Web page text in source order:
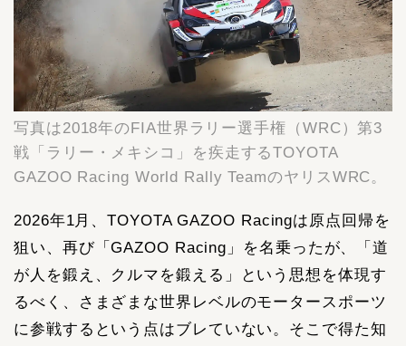
写真は2018年のFIA世界ラリー選手権（WRC）第3
戦「ラリー・メキシコ」を疾走するTOYOTA
GAZOO Racing World Rally TeamのヤリスWRC。
2026年1月、TOYOTA GAZOO Racingは原点回帰を
狙い、再び「GAZOO Racing」を名乗ったが、「道
が人を鍛え、クルマを鍛える」という思想を体現す
るべく、さまざまな世界レベルのモータースポーツ
に参戦するという点はブレていない。そこで得た知